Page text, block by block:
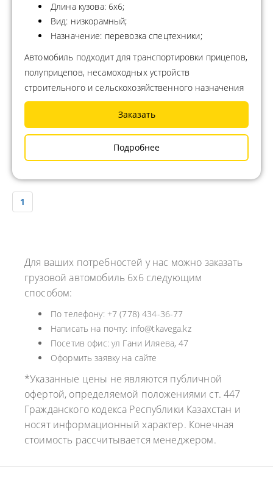
Длина кузова: 6х6;
Вид: низкорамный;
Назначение: перевозка спецтехники;
Автомобиль подходит для транспортировки прицепов,
полуприцепов, несамоходных устройств
строительного и сельскохозяйственного назначения
Заказать
Подробнее
1
Для ваших потребностей у нас можно заказать
грузовой автомобиль 6х6 следующим
способом:
По телефону: +7 (778) 434-36-77
Написать на почту: info@tkavega.kz
Посетив офис: ул Гани Иляева, 47
Оформить заявку на сайте
*Указанные цены не являются публичной
офертой, определяемой положениями ст. 447
Гражданского кодекса Республики Казахстан и
носят информационный характер. Конечная
стоимость рассчитывается менеджером.